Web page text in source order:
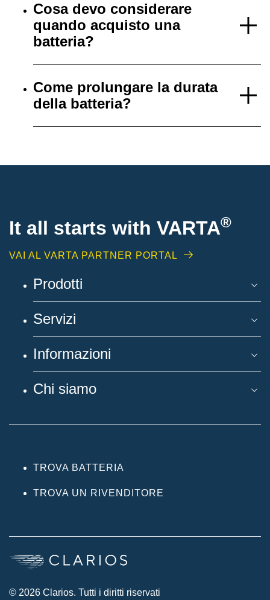
Cosa devo considerare
quando acquisto una
batteria?
Come prolungare la durata
della batteria?
It all starts with VARTA®
VAI AL VARTA PARTNER PORTAL
Prodotti
Servizi
Informazioni
Chi siamo
TROVA BATTERIA
TROVA UN RIVENDITORE
© 2026 Clarios. Tutti i diritti riservati